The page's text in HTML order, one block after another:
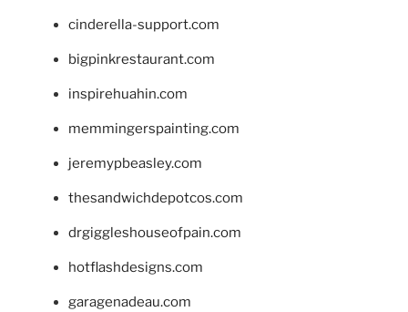
cinderella-support.com
bigpinkrestaurant.com
inspirehuahin.com
memmingerspainting.com
jeremypbeasley.com
thesandwichdepotcos.com
drgiggleshouseofpain.com
hotflashdesigns.com
garagenadeau.com